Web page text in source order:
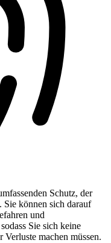
Schutz, der
können sich darauf
und
Sie sich keine
Verluste machen müssen.